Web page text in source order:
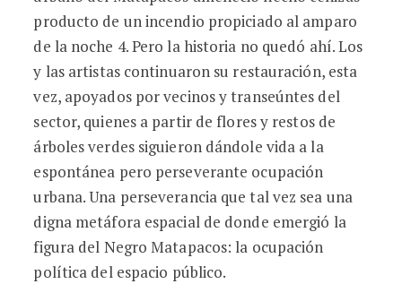
producto de un incendio propiciado al amparo
de la noche 4. Pero la historia no quedó ahí. Los
y las artistas continuaron su restauración, esta
vez, apoyados por vecinos y transeúntes del
sector, quienes a partir de flores y restos de
árboles verdes siguieron dándole vida a la
espontánea pero perseverante ocupación
urbana. Una perseverancia que tal vez sea una
digna metáfora espacial de donde emergió la
figura del Negro Matapacos: la ocupación
política del espacio público.